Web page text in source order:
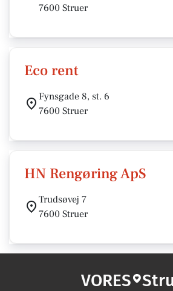
7600 Struer
Eco rent
Fynsgade 8, st. 6
7600 Struer
HN Rengøring ApS
Trudsøvej 7
7600 Struer
VORES